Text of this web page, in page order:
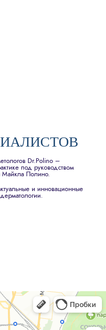
Dr.Polino –
под руководством
Майкла Полино.
и инновационные